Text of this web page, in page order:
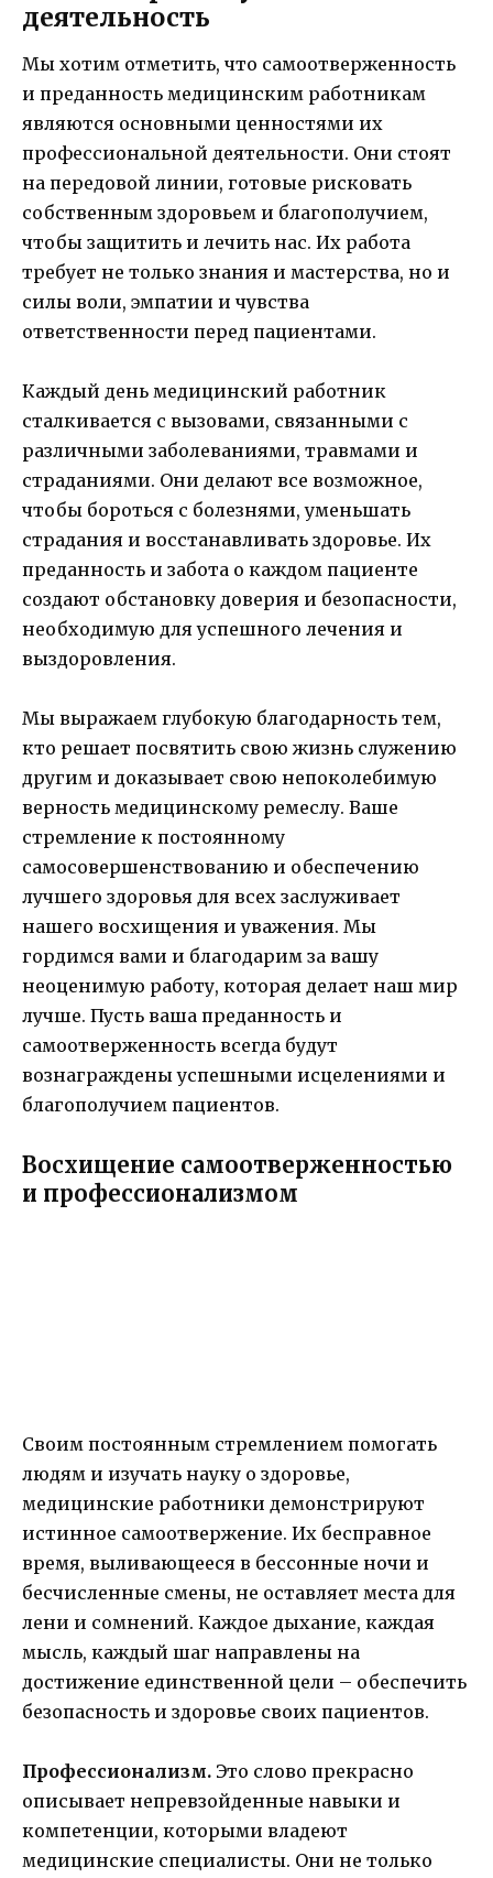
деятельность
Мы хотим отметить, что самоотверженность
и преданность медицинским работникам
являются основными ценностями их
профессиональной деятельности. Они стоят
на передовой линии, готовые рисковать
собственным здоровьем и благополучием,
чтобы защитить и лечить нас. Их работа
требует не только знания и мастерства, но и
силы воли, эмпатии и чувства
ответственности перед пациентами.
Каждый день медицинский работник
сталкивается с вызовами, связанными с
различными заболеваниями, травмами и
страданиями. Они делают все возможное,
чтобы бороться с болезнями, уменьшать
страдания и восстанавливать здоровье. Их
преданность и забота о каждом пациенте
создают обстановку доверия и безопасности,
необходимую для успешного лечения и
выздоровления.
Мы выражаем глубокую благодарность тем,
кто решает посвятить свою жизнь служению
другим и доказывает свою непоколебимую
верность медицинскому ремеслу. Ваше
стремление к постоянному
самосовершенствованию и обеспечению
лучшего здоровья для всех заслуживает
нашего восхищения и уважения. Мы
гордимся вами и благодарим за вашу
неоценимую работу, которая делает наш мир
лучше. Пусть ваша преданность и
самоотверженность всегда будут
вознаграждены успешными исцелениями и
благополучием пациентов.
Восхищение самоотверженностью
и профессионализмом
Своим постоянным стремлением помогать
людям и изучать науку о здоровье,
медицинские работники демонстрируют
истинное самоотвержение. Их бесправное
время, выливающееся в бессонные ночи и
бесчисленные смены, не оставляет места для
лени и сомнений. Каждое дыхание, каждая
мысль, каждый шаг направлены на
достижение единственной цели – обеспечить
безопасность и здоровье своих пациентов.
Профессионализм. Это слово прекрасно
описывает непревзойденные навыки и
компетенции, которыми владеют
медицинские специалисты. Они не только